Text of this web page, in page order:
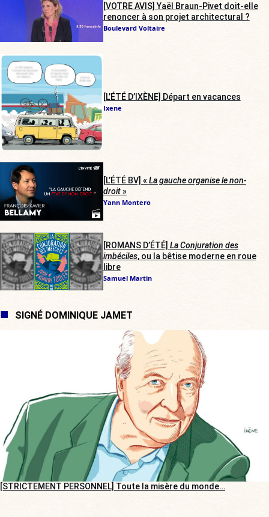
[VOTRE AVIS] Yaël Braun-Pivet doit-elle
renoncer à son projet architectural ?
Boulevard Voltaire
[L’ÉTÉ D’IXÈNE] Départ en vacances
Ixene
[L’ÉTÉ BV] « La gauche organise le non-
droit»
Yann Montero
[ROMANS D’ÉTÉ] La Conjuration des
imbéciles, ou la bêtise moderne en roue
libre
Samuel Martin
SIGNÉ DOMINIQUE JAMET
[STRICTEMENT PERSONNEL] Toute la misère du monde…